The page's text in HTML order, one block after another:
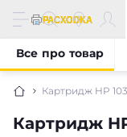
Картридж HP
Картридж
Все про товар